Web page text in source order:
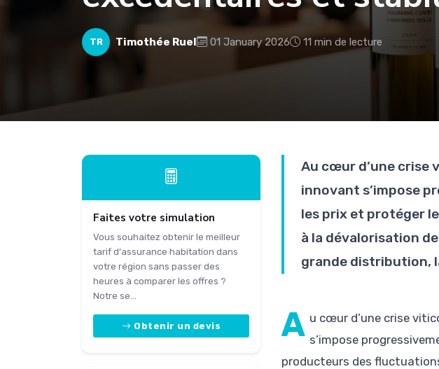
TR Timothée Ruel 01 January 2026 11 min de lecture
Faites votre simulation
Vous souhaitez obtenir le meilleur
tarif d'assurance habitation dans
votre région sans passer des
heures à comparer les offres ?
Notre se...
Obtenir un devis
Au cœur d’une crise
innovant s’impose
les prix et protéger
à la dévalorisation
grande distribution,
A u cœur d’une crise
s’impose
producteurs des